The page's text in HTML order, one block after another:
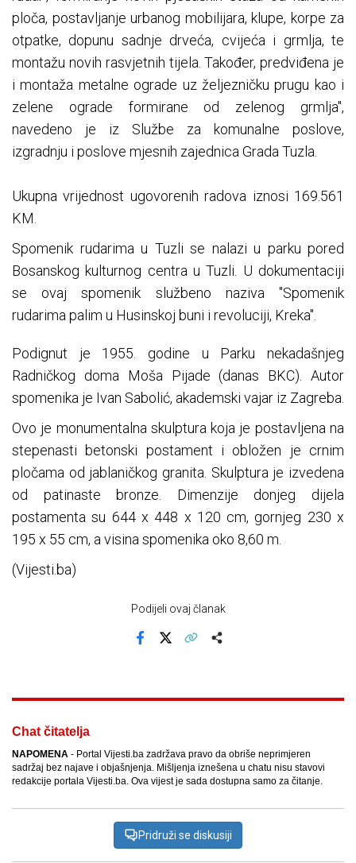
ploča, postavljanje urbanog mobilijara, klupe, korpe za
otpatke, dopunu sadnje drveća, cvijeća i grmlja, te
montažu novih rasvjetnih tijela. Također, predviđena je
i montaža metalne ograde uz željezničku prugu kao i
zelene ograde formirane od zelenog grmlja",
navedeno je iz Službe za komunalne poslove,
izgradnju i poslove mjesnih zajednica Grada Tuzla.
Ukupna vrijednost ugovorenih radova iznosi 169.561
KM.
Spomenik rudarima u Tuzli se nalazi u parku pored
Bosanskog kulturnog centra u Tuzli. U dokumentaciji
se ovaj spomenik službeno naziva "Spomenik
rudarima palim u Husinskoj buni i revoluciji, Kreka".
Podignut je 1955. godine u Parku nekadašnjeg
Radničkog doma Moša Pijade (danas BKC). Autor
spomenika je Ivan Sabolić, akademski vajar iz Zagreba.
Ovo je monumentalna skulptura koja je postavljena na
stepenasti betonski postament i obložen je crnim
pločama od jablaničkog granita. Skulptura je izvedena
od patinaste bronze. Dimenzije donjeg dijela
postamenta su 644 x 448 x 120 cm, gornjeg 230 x
195 x 55 cm, a visina spomenika oko 8,60 m.
(Vijesti.ba)
Podijeli ovaj članak
Facebook
Chat čitatelja
NAPOMENA - Portal Vijesti.ba zadržava pravo da obriše neprimjeren
sadržaj bez najave i objašnjenja. Mišljenja iznešena u chatu nisu stavovi
redakcije portala Vijesti.ba. Ova vijest je sada dostupna samo za čitanje.
Pridruži se diskusiji